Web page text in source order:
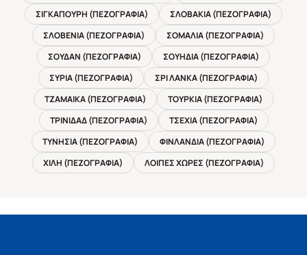
ΣΙΓΚΑΠΟΥΡΗ (ΠΕΖΟΓΡΑΦΙΑ)
ΣΛΟΒΑΚΙΑ (ΠΕΖΟΓΡΑΦΙΑ)
ΣΛΟΒΕΝΙΑ (ΠΕΖΟΓΡΑΦΙΑ)
ΣΟΜΑΛΙΑ (ΠΕΖΟΓΡΑΦΙΑ)
ΣΟΥΔΑΝ (ΠΕΖΟΓΡΑΦΙΑ)
ΣΟΥΗΔΙΑ (ΠΕΖΟΓΡΑΦΙΑ)
ΣΥΡΙΑ (ΠΕΖΟΓΡΑΦΙΑ)
ΣΡΙ ΛΑΝΚΑ (ΠΕΖΟΓΡΑΦΙΑ)
ΤΖΑΜΑΙΚΑ (ΠΕΖΟΓΡΑΦΙΑ)
ΤΟΥΡΚΙΑ (ΠΕΖΟΓΡΑΦΙΑ)
ΤΡΙΝΙΔΑΔ (ΠΕΖΟΓΡΑΦΙΑ)
ΤΣΕΧΙΑ (ΠΕΖΟΓΡΑΦΙΑ)
ΤΥΝΗΣΙΑ (ΠΕΖΟΓΡΑΦΙΑ)
ΦΙΝΛΑΝΔΙΑ (ΠΕΖΟΓΡΑΦΙΑ)
ΧΙΛΗ (ΠΕΖΟΓΡΑΦΙΑ)
ΛΟΙΠΕΣ ΧΩΡΕΣ (ΠΕΖΟΓΡΑΦΙΑ)